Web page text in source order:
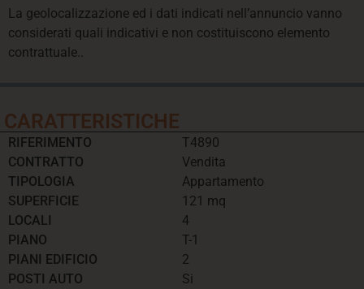
La geolocalizzazione ed i dati indicati nell’annuncio vanno
considerati quali indicativi e non costituiscono elemento
contrattuale..
CARATTERISTICHE
RIFERIMENTO
CONTRATTO
TIPOLOGIA
SUPERFICIE
LOCALI
PIANO
PIANI EDIFICIO
POSTI AUTO
T4890
Vendita
Appartamento
121 mq
4
T-1
2
Si